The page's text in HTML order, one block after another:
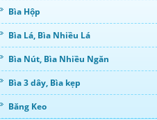
Bìa Hộp
Bìa Lá, Bìa Nhiều Lá
Bìa Nút, Bìa Nhiều Ngăn
Bìa 3 dây, Bìa kẹp
Băng Keo